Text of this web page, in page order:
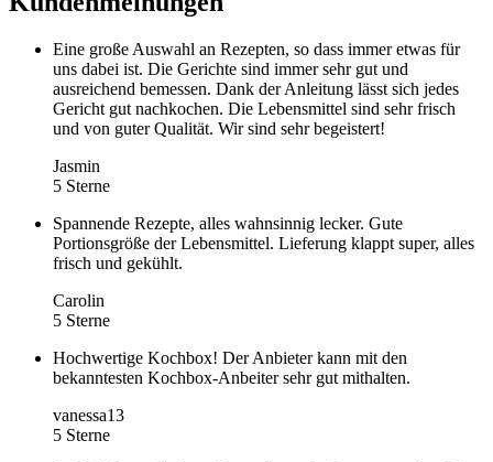
Eine große Auswahl an Rezepten, so dass immer etwas für
uns dabei ist. Die Gerichte sind immer sehr gut und
ausreichend bemessen. Dank der Anleitung lässt sich jedes
Gericht gut nachkochen. Die Lebensmittel sind sehr frisch
und von guter Qualität. Wir sind sehr begeistert!
Jasmin
5 Sterne
Spannende Rezepte, alles wahnsinnig lecker. Gute
Portionsgröße der Lebensmittel. Lieferung klappt super, alles
frisch und gekühlt.
Carolin
5 Sterne
Hochwertige Kochbox! Der Anbieter kann mit den
bekanntesten Kochbox-Anbeiter sehr gut mithalten.
vanessa13
5 Sterne